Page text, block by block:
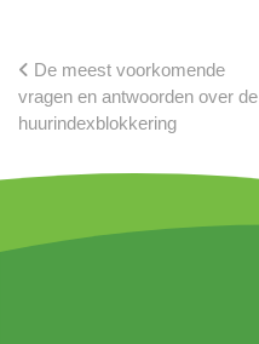
De meest voorkomende
vragen en antwoorden over de
huurindexblokkering